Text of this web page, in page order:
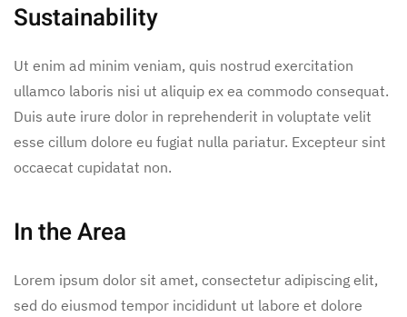
Sustainability
Ut enim ad minim veniam, quis nostrud exercitation
ullamco laboris nisi ut aliquip ex ea commodo consequat.
Duis aute irure dolor in reprehenderit in voluptate velit
esse cillum dolore eu fugiat nulla pariatur. Excepteur sint
occaecat cupidatat non.
In the Area
Lorem ipsum dolor sit amet, consectetur adipiscing elit,
sed do eiusmod tempor incididunt ut labore et dolore